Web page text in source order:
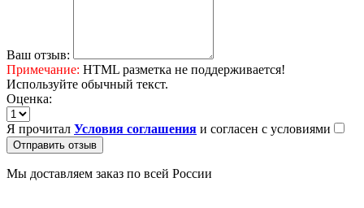
Ваш отзыв:
Примечание: HTML разметка не поддерживается!
Используйте обычный текст.
Оценка:
Я прочитал Условия соглашения и согласен с условиями
Отправить отзыв
Мы доставляем заказ по всей России